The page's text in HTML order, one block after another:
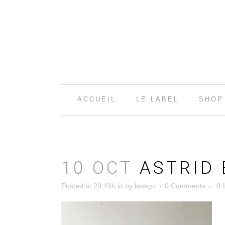
ACCUEIL LE LABEL SHOP
10 OCT ASTRID
Posted at 20:43h in by lawkyz 0 Comments 0